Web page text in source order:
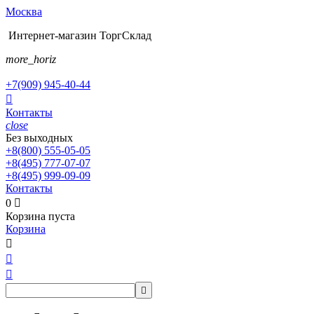
Москва
Интернет-магазин ТоргСклад
more_horiz
+7(909) 945-40-44

Контакты
close
Без выходных
+8(800) 555-05-05
+8(495) 777-07-07
+8(495) 999-09-09
Контакты
0 
Корзина пуста
Корзина



